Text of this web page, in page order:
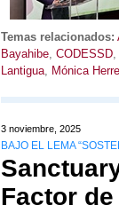
Temas relacionados:
Bayahibe, CODESSD,
Lantigua, Mónica
3 noviembre, 2025
BAJO EL LEMA
Factor